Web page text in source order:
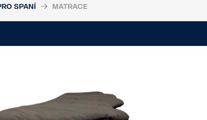
SPANÍ MATRACE